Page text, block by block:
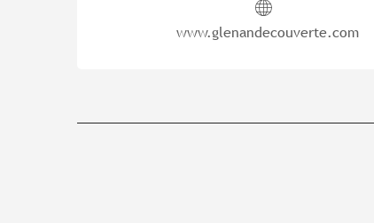
www.glenandecouverte.com